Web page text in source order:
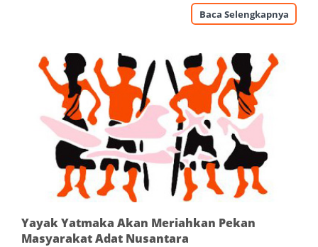
Baca Selengkapnya
Yayak Yatmaka Akan Meriahkan Pekan
Masyarakat Adat Nusantara